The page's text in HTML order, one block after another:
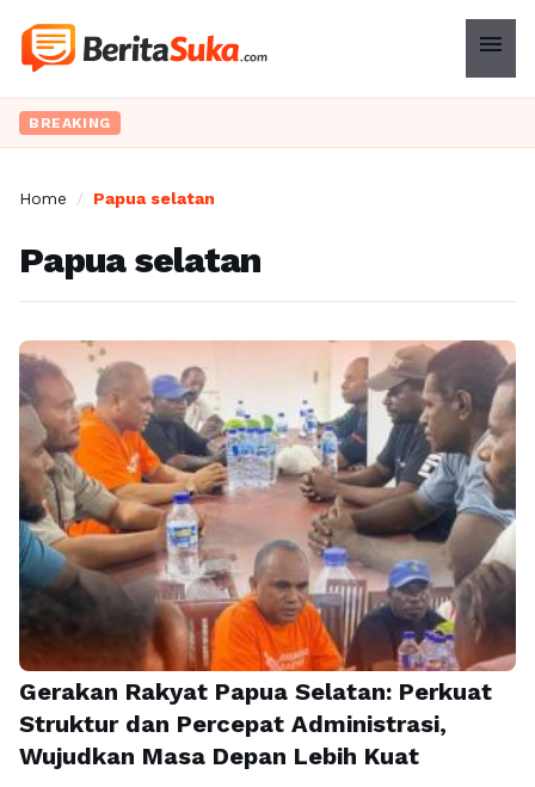
menu
BREAKING
Home / Papua selatan
Papua selatan
Gerakan Rakyat Papua Selatan: Perkuat
Struktur dan Percepat Administrasi,
Wujudkan Masa Depan Lebih Kuat